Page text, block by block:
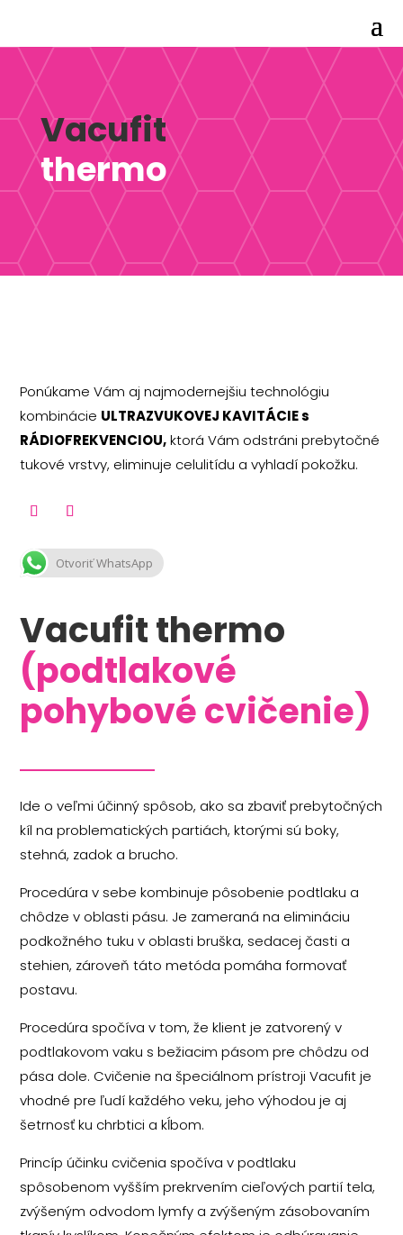
Vacufit
thermo
Ponúkame Vám aj najmodernejšiu technológiu
kombinácie ULTRAZVUKOVEJ KAVITÁCIE s
RÁDIOFREKVENCIOU,ktorá Vám odstráni prebytočné
tukové vrstvy, eliminuje celulitídu a vyhladí pokožku.
Otvoriť WhatsApp
Vacufit thermo
(podtlakové
pohybové cvičenie)
Ide o veľmi účinný spôsob, ako sa zbaviť prebytočných
kíl na problematických partiách, ktorými sú boky,
stehná, zadok a brucho.
Procedúra v sebe kombinuje pôsobenie podtlaku a
chôdze v oblasti pásu. Je zameraná na elimináciu
podkožného tuku v oblasti bruška, sedacej časti a
stehien, zároveň táto metóda pomáha formovať
postavu.
Procedúra spočíva v tom, že klient je zatvorený v
podtlakovom vaku s bežiacim pásom pre chôdzu od
pása dole. Cvičenie na špeciálnom prístroji Vacufit je
vhodné pre ľudí každého veku, jeho výhodou je aj
šetrnosť ku chrbtici a kĺbom.
Princíp účinku cvičenia spočíva v podtlaku
spôsobenom vyšším prekrvením cieľových partií tela,
zvýšeným odvodom lymfy a zvýšeným zásobovaním